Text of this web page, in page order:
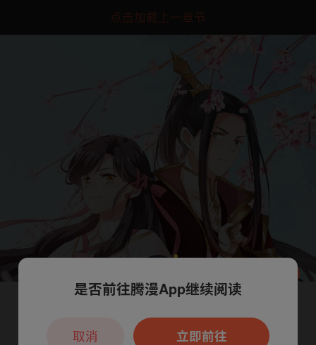
点击加载上一章节
腾漫App免费看
本章节仅支持App阅读，可打开App新用
户7天免费看
是否前往腾漫App继续阅读
立即前往
取消